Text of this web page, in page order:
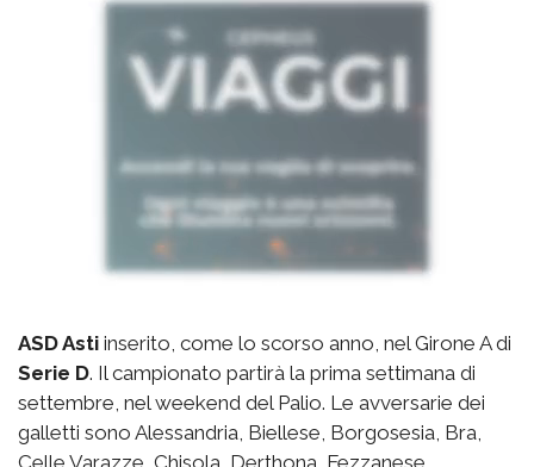
ASD Asti inserito, come lo scorso anno, nel Girone A di
Serie D. Il campionato partirà la prima settimana di
settembre, nel weekend del Palio. Le avversarie dei
galletti sono Alessandria, Biellese, Borgosesia, Bra,